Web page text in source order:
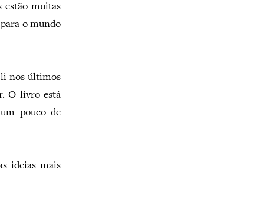
estão muitas
o mundo
nos últimos
O livro está
pouco de
ideias mais